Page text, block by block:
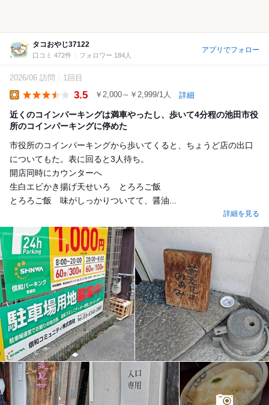
タコおやじ37122
口コミ 472件 フォロワー 184人
アプリでフォロー
2026/06 訪問 1回目
3.5 ￥2,000～￥2,999/1人 詳細
近くのコインパーキングは満車やったし、歩いて4分程の池田市役
所のコインパーキングに停めた
市役所のコインパーキングから歩いてくると、ちょうど店の出口
についてもた。表に回ると3人待ち。
開店同時にカウンターへ
生白エビかき揚げ天せいろ とろろご飯
とろろご飯 味がしっかりついてて、醤油...
詳細を見る